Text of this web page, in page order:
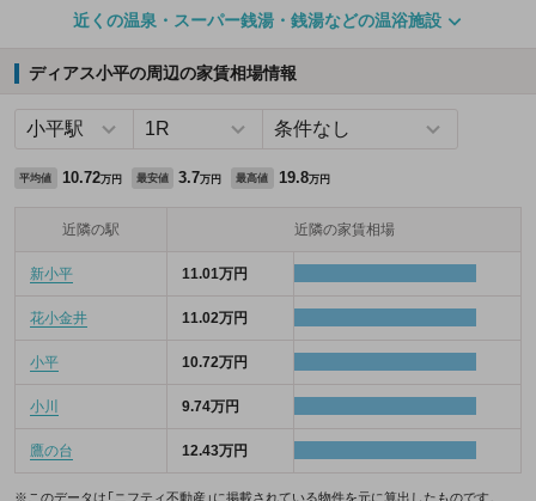
近くの温泉・スーパー銭湯・銭湯などの温浴施設
ディアス小平の周辺の家賃相場情報
平均値 10.72万円 最安値 3.7万円 最高値 19.8万円
近隣の駅 近隣の家賃相場
新小平 11.01万円
花小金井 11.02万円
小平 10.72万円
小川 9.74万円
鷹の台 12.43万円
※このデータは「ニフティ不動産」に掲載されている物件を元に算出したものです。